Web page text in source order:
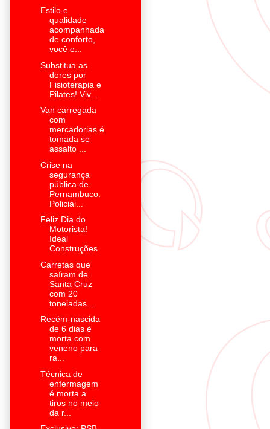
Estilo e
qualidade
acompanhada
de conforto,
você e...
Substitua as
dores por
Fisioterapia e
Pilates! Viv...
Van carregada
com
mercadorias é
tomada se
assalto ...
Crise na
segurança
pública de
Pernambuco:
Policiai...
Feliz Dia do
Motorista!
Ideal
Construções
Carretas que
saíram de
Santa Cruz
com 20
toneladas...
Recém-nascida
de 6 dias é
morta com
veneno para
ra...
Técnica de
enfermagem
é morta a
tiros no meio
da r...